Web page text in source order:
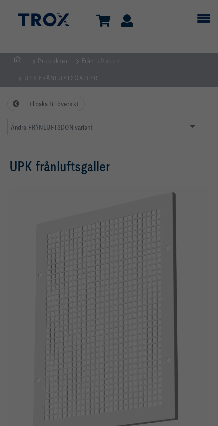
Produkter Frånluftsdon
UPK FRÅNLUFTSGALLER
tillbaka till översikt
Ändra FRÅNLUFTSDON variant
UPK frånluftsgaller